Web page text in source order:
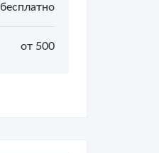
бесплатно
от 500